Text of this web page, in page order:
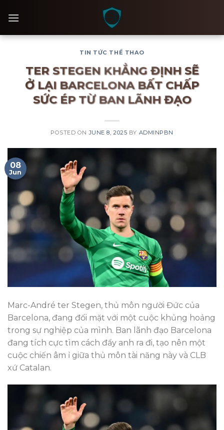
TIN TỨC THỂ THAO
TER STEGEN KHẲNG ĐỊNH SẼ
Ở LẠI BARCELONA BẤT CHẤP
SỨC ÉP TỪ BAN LÃNH ĐẠO
POSTED ONJUNE 8, 2025 BY ADMINPBN
08
Jun
Marc-André ter Stegen, thủ môn người Đức của
Barcelona, đang đối mặt với một cuộc khủng hoảng
trong sự nghiệp của mình. Ban lãnh đạo Barcelona
đang tích cực tìm cách đẩy anh ra đi, tạo nên một
cuộc chiến âm ỉ giữa thủ môn tài năng này và CLB
xứ Catalan.